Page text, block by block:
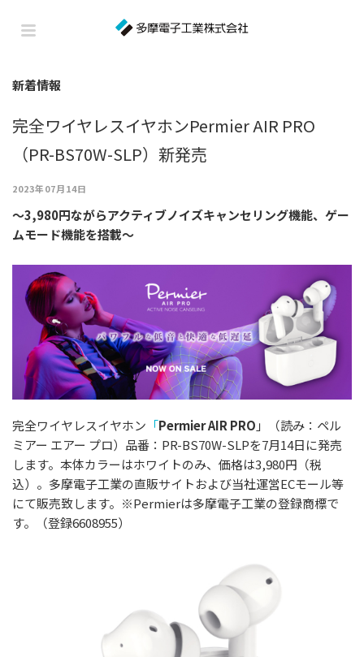
新着情報
完全ワイヤレスイヤホンPermier AIR PRO
（PR-BS70W-SLP）新発売
2023年07月14日
～3,980円ながらアクティブノイズキャンセリング機能、ゲー
ムモード機能を搭載～
完全ワイヤレスイヤホン 「Permier AIR PRO 」（読み：ペル
ミアー エアー プロ）品番：PR-BS70W-SLPを7月14日に発売
します。本体カラーはホワイトのみ、価格は3,980円（税
込）。多摩電子工業の直販サイトおよび当社運営ECモール等
にて販売致します。※Permierは多摩電子工業の登録商標で
す。（登録6608955）